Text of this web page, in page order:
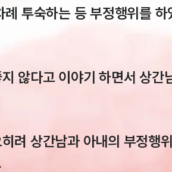
투숙하는 등 부정행위를 하
않다고 이야기 하면서 상간
려 상간남과 아내의 부정행